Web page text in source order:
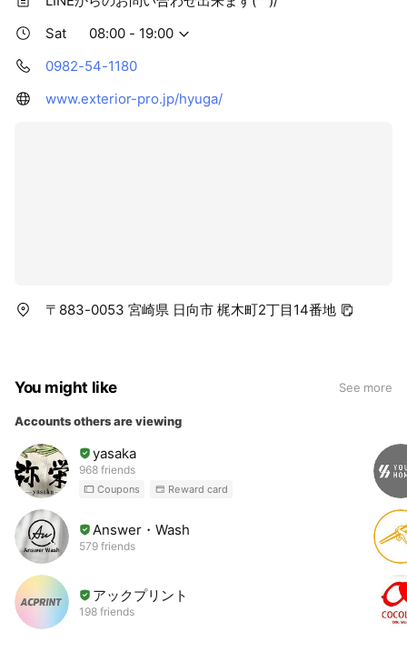
Sat
08:00 - 19:00
0982-54-1180
www.exterior-pro.jp/hyuga/
〒883-0053 宮崎県 日向市 梶木町2丁目14番地
You might like See more
Accounts others are viewing
yasaka
968 friends
Coupons Reward card
Answer・Wash
579 friends
アックプリント
198 friends